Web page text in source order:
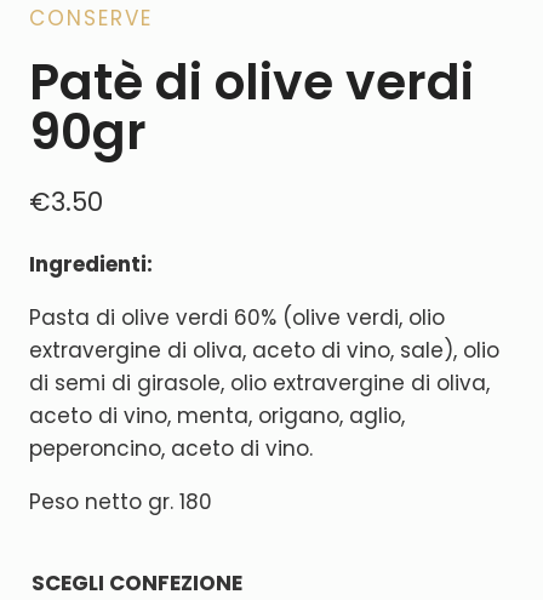
CONSERVE
Patè di olive verdi
90gr
€3.50
Ingredienti:
Pasta di olive verdi 60% (olive verdi, olio
extravergine di oliva, aceto di vino, sale), olio
di semi di girasole, olio extravergine di oliva,
aceto di vino, menta, origano, aglio,
peperoncino, aceto di vino.
Peso netto gr. 180
SCEGLI CONFEZIONE